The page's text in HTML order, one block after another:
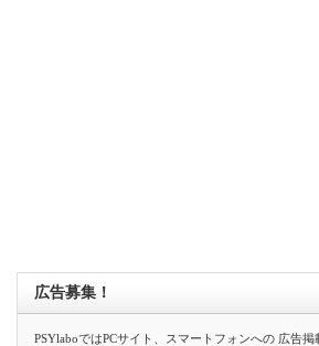
広告募集！
PSYlaboではPCサイト、スマートフォンへの 広告